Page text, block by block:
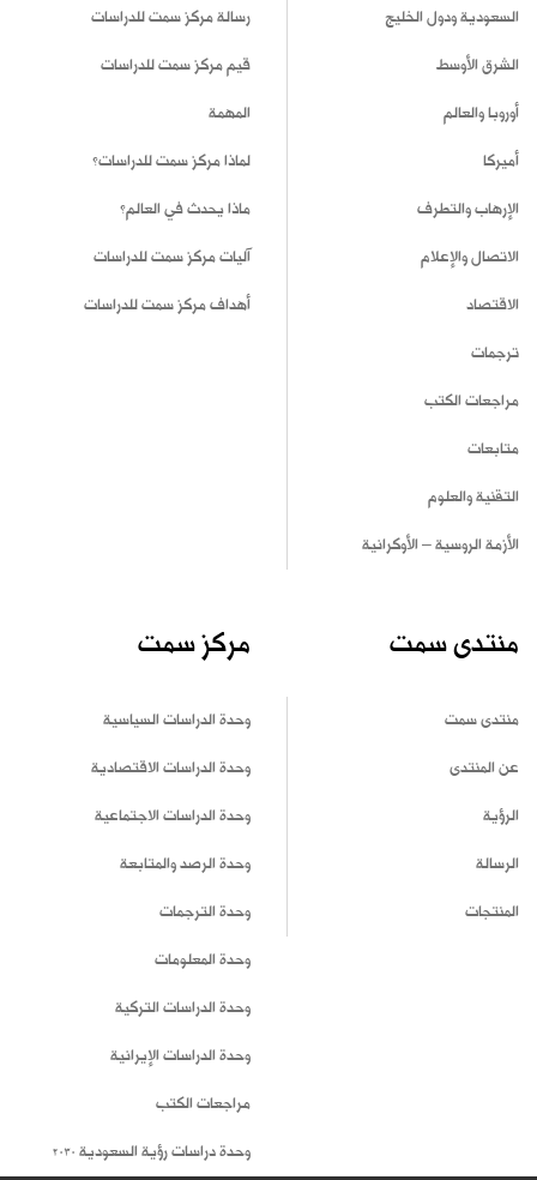
السعودية ودول الخليج
الشرق الأوسط
أوروبا والعالم
أميركا
الإرهاب والتطرف
الاتصال والإعلام
الاقتصاد
ترجمات
مراجعات الكتب
متابعات
التقنية والعلوم
الأزمة الروسية – الأوكرانية
رسالة مركز سمت للدراسات
قيم مركز سمت للدراسات
المهمة
لماذا مركز سمت للدراسات؟
ماذا يحدث في العالم؟
آليات مركز سمت للدراسات
أهداف مركز سمت للدراسات
منتدى سمت
منتدى سمت
عن المنتدى
الرؤية
الرسالة
المنتجات
مركز سمت
وحدة الدراسات السياسية
وحدة الدراسات الاقتصادية
وحدة الدراسات الاجتماعية
وحدة الرصد والمتابعة
وحدة الترجمات
وحدة المعلومات
وحدة الدراسات التركية
وحدة الدراسات الإيرانية
مراجعات الكتب
وحدة دراسات رؤية السعودية 2030